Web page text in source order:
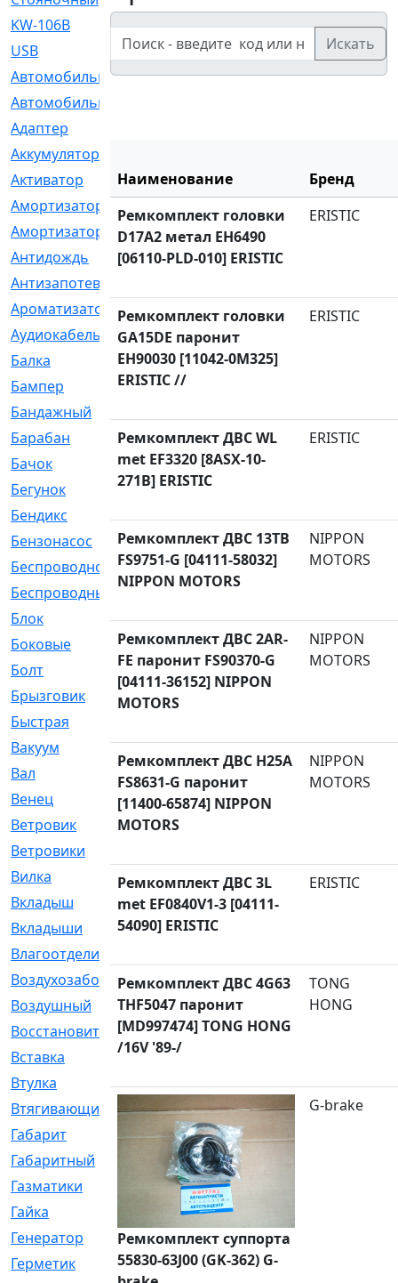
KW-106B
[0]
USB
[6]
Автомобильное
[6]
Автомобильный
Адаптер
Аккумулятор
Активатор
[1]
Амортизатор
Амортизаторы
[21]
Антидождь
[1]
Антизапотеватель
Ароматизатор
[35]
Аудиокабель
[2]
Балка
[58]
Бампер
[137]
Бандажный
Барабан
[5]
Бачок
[40]
Бегунок
[21]
Бендикс
[26]
Бензонасос
[17]
Беспроводное
[2]
Беспроводные
[1]
Блок
[81]
Боковые
[4]
Болт
[247]
Брызговик
[77]
Быстрая
Вакуум
[23]
Вал
[194]
Венец
[16]
Ветровик
[132]
Ветровики
Вилка
[15]
Вкладыш
[41]
Вкладыши
[1131]
Влагоотделитель
Воздухозаборник
[2]
Воздушный
[1]
Восстановительный
[1]
Вставка
[168]
Втулка
[1875]
Втягивающий
[22]
Габарит
[286]
Габаритный
[6]
Газматики
[117]
Гайка
[104]
Генератор
[148]
Герметик
[15]
Искать
Наименование
Бренд
Ремкомплект головки
D17A2 метал EH6490
[06110-PLD-010] ERISTIC
ERISTIC
Ремкомплект головки
GA15DE паронит
EH90030 [11042-0M325]
ERISTIC //
ERISTIC
Ремкомплект ДВС WL
met EF3320 [8ASX-10-
271B] ERISTIC
ERISTIC
Ремкомплект ДВС 13TB
FS9751-G [04111-58032]
NIPPON MOTORS
NIPPON
MOTORS
Ремкомплект ДВС 2AR-
FE паронит FS90370-G
[04111-36152] NIPPON
MOTORS
NIPPON
MOTORS
Ремкомплект ДВС H25A
FS8631-G паронит
[11400-65874] NIPPON
MOTORS
NIPPON
MOTORS
Ремкомплект ДВС 3L
met EF0840V1-3 [04111-
54090] ERISTIC
ERISTIC
Ремкомплект ДВС 4G63
THF5047 паронит
[MD997474] TONG HONG
/16V '89-/
TONG
HONG
Ремкомплект суппорта
55830-63J00 (GK-362) G-
G-brake